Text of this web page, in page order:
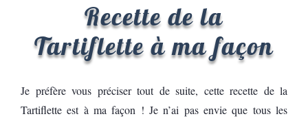
Recette de la
Tartiflette à ma façon
Je préfère vous préciser tout de suite, cette recette de la
Tartiflette est à ma façon ! Je n’ai pas envie que tous les